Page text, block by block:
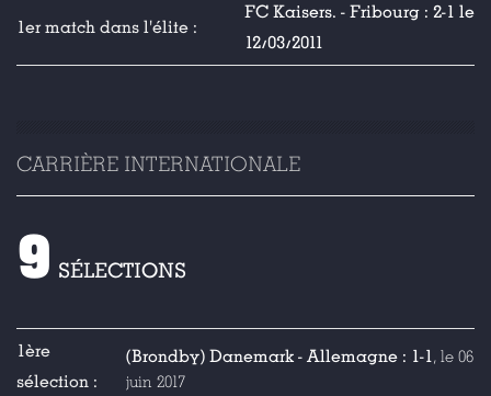
1er match dans l'élite :
FC Kaisers. - Fribourg : 2-1 le
12/03/2011
CARRIÈRE INTERNATIONALE
9 SÉLECTIONS
1ère
sélection :
(Brondby) Danemark - Allemagne : 1-1, le 06
juin 2017